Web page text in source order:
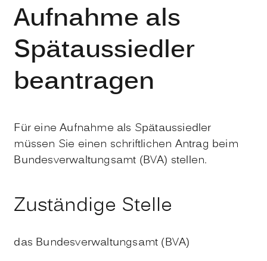
Aufnahme als
Spätaussiedler
beantragen
Für eine Aufnahme als Spätaussiedler
müssen Sie einen schriftlichen Antrag beim
Bundesverwaltungsamt (BVA) stellen.
Zuständige Stelle
das Bundesverwaltungsamt (BVA)